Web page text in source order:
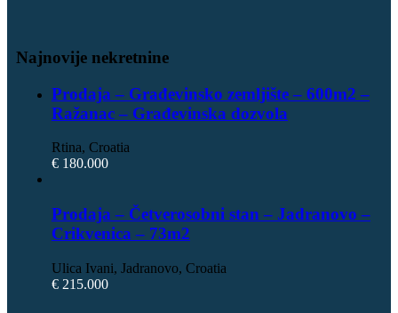
Najnovije nekretnine
Prodaja – Građevinsko zemljište – 600m2 –
Ražanac – Građevinska dozvola
Rtina, Croatia
€ 180.000
Prodaja – Četverosobni stan – Jadranovo –
Crikvenica – 73m2
Ulica Ivani, Jadranovo, Croatia
€ 215.000